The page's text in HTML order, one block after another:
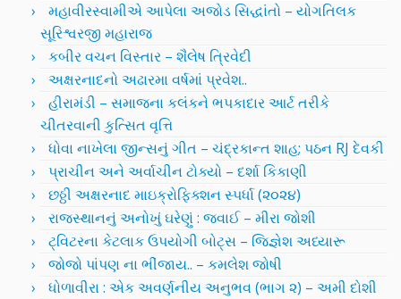
મહાવીરસ્વામીએ આપેલા અજોડ સિદ્ધાંતો – યોગતિલક
સૂરિશ્વરજી મહારાજ
કબીર વચન વિસ્તાર – શૈલેષ ત્રિવેદી
અક્ષરનાદનો અઢારમા વર્ષમાં પ્રવેશ..
હીરામંડી – સમાજના કલંકને ભપકાદાર આર્ટ તરીકે
ચીતરવાની કુત્સિત વૃત્તિ
ધોવા નાખેલા જીન્સનું ગીત – ચંદ્રકાન્ત શાહ; પઠન RJ દેવકી
પ્રાચીન અને અર્વાચીન ટોક્યો – દર્શા કિકાણી
છઠ્ઠી અક્ષરનાદ માઇક્રોફિક્શન સ્પર્ધા (૨૦૨૪)
રાજસ્થાનનું અનોખું ઘરેણું : જવાઈ – મીરા જોશી
ટ્વિટરના કેટલાક ઉપયોગી બોટ્સ – જિજ્ઞેશ અધ્યારૂ
જોજો પાંપણ ના ભીંજાય.. – કમલેશ જોષી
ધોળાવીરા : એક અવર્ણનીય અનુભવ (ભાગ ૨) – અમી દોશી